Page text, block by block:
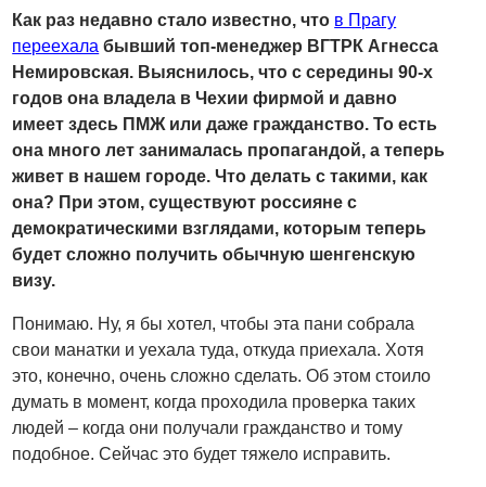
Как раз недавно стало известно, что в Прагу
переехала бывший топ-менеджер ВГТРК Агнесса
Немировская. Выяснилось, что с середины 90-х
годов она владела в Чехии фирмой и давно
имеет здесь ПМЖ или даже гражданство. То есть
она много лет занималась пропагандой, а теперь
живет в нашем городе. Что делать с такими, как
она? При этом, существуют россияне с
демократическими взглядами, которым теперь
будет сложно получить обычную шенгенскую
визу.
Понимаю. Ну, я бы хотел, чтобы эта пани собрала
свои манатки и уехала туда, откуда приехала. Хотя
это, конечно, очень сложно сделать. Об этом стоило
думать в момент, когда проходила проверка таких
людей – когда они получали гражданство и тому
подобное. Сейчас это будет тяжело исправить.